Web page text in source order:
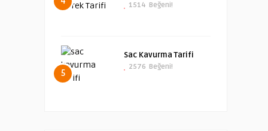
1514 Beğeni!
5
Sac Kavurma Tarifi
2576 Beğeni!